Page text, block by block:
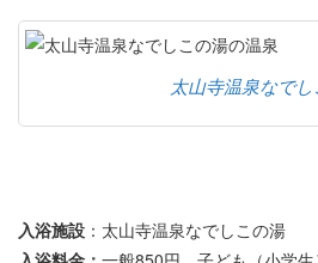
太山寺温泉なで
入浴施設 ：太山寺温泉なでしこの湯